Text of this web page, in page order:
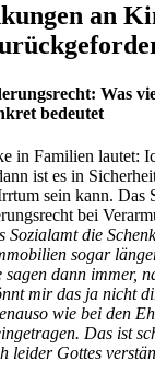
an
Was
bedeutet
in Familien lautet:
ist es in
sein kann. Das
bei
Sozialamt die
sogar
dann immer,
mir das ja nicht
wie bei den
Das ist
leider Gottes